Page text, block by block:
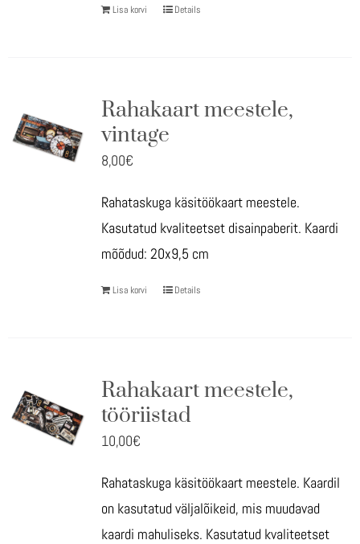
Lisa korvi Details
Rahakaart meestele,
vintage
8,00€
Rahataskuga käsitöökaart meestele.
Kasutatud kvaliteetset disainpaberit. Kaardi
mõõdud: 20x9,5 cm
Lisa korvi Details
Rahakaart meestele,
tööriistad
10,00€
Rahataskuga käsitöökaart meestele. Kaardil
on kasutatud väljalõikeid, mis muudavad
kaardi mahuliseks. Kasutatud kvaliteetset